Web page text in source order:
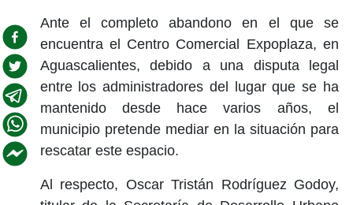
Ante el completo abandono en el que se
encuentra el Centro Comercial Expoplaza, en
Aguascalientes, debido a una disputa legal
entre los administradores del lugar que se ha
mantenido desde hace varios años, el
municipio pretende mediar en la situación para
rescatar este espacio.
Al respecto, Oscar Tristán Rodríguez Godoy,